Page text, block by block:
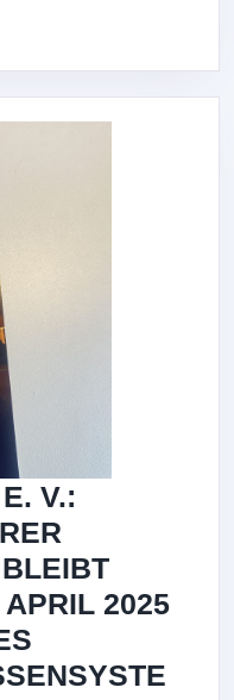
V.:
2025
L